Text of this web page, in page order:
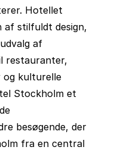
Hotellet
af stilfuldt design,
af
restauranter,
og kulturelle
Stockholm et
besøgende, der
fra en central